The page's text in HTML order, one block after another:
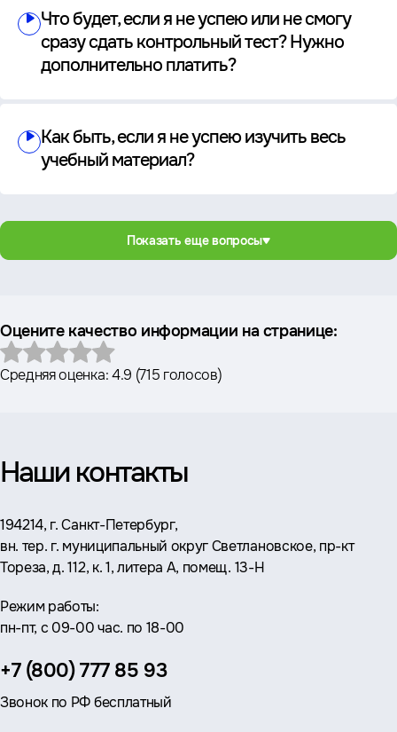
Что будет, если я не успею или не смогу
сразу сдать контрольный тест? Нужно
дополнительно платить?
Как быть, если я не успею изучить весь
учебный материал?
Показать еще вопросы
Оцените качество информации на странице:
Средняя оценка:4.9 (715 голосов)
Наши контакты
Адрес:
194214, г. Санкт-Петербург,
вн. тер. г. муниципальный округ Светлановское, пр-кт
Тореза, д. 112, к. 1, литера А, помещ. 13-Н
Режим работы:
пн-пт, с 09-00 час. по 18-00
Телефон:
+7 (800) 777 85 93
Звонок по РФ бесплатный